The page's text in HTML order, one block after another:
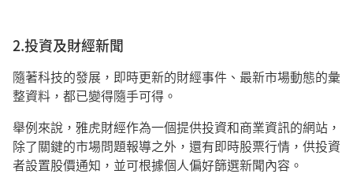
2.投資及財經新聞
隨著科技的發展，即時更新的財經事件、最新市場動態的彙
整資料，都已變得隨手可得。
舉例來說，雅虎財經作為一個提供投資和商業資訊的網站，
除了關鍵的市場問題報導之外，還有即時股票行情，供投資
者設置股價通知，並可根據個人偏好篩選新聞內容。